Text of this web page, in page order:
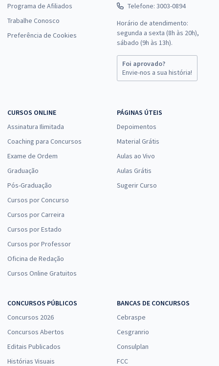
Programa de Afiliados
Trabalhe Conosco
Preferência de Cookies
Telefone: 3003-0894
Horário de atendimento:
segunda a sexta (8h às 20h),
sábado (9h às 13h).
Foi aprovado?
Envie-nos a sua história!
CURSOS ONLINE
Assinatura Ilimitada
Coaching para Concursos
Exame de Ordem
Graduação
Pós-Graduação
Cursos por Concurso
Cursos por Carreira
Cursos por Estado
Cursos por Professor
Oficina de Redação
Cursos Online Gratuitos
PÁGINAS ÚTEIS
Depoimentos
Material Grátis
Aulas ao Vivo
Aulas Grátis
Sugerir Curso
CONCURSOS PÚBLICOS
Concursos 2026
Concursos Abertos
Editais Publicados
Histórias Visuais
BANCAS DE CONCURSOS
Cebraspe
Cesgranrio
Consulplan
FCC